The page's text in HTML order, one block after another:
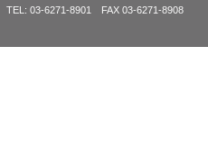
TEL: 03-6271-8901 FAX 03-6271-8908